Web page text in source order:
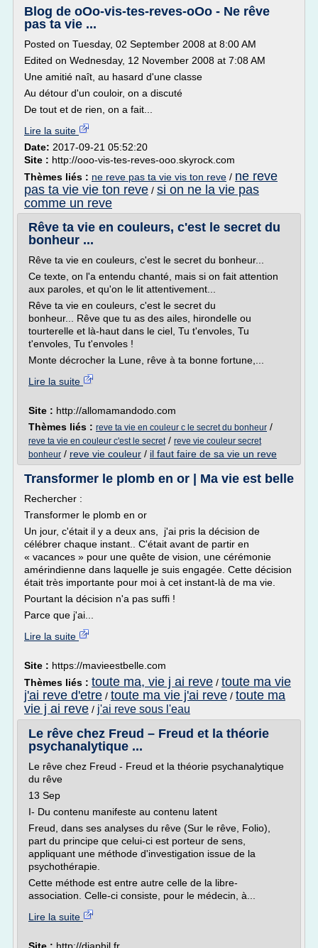
Blog de oOo-vis-tes-reves-oOo - Ne rêve
pas ta vie ...
Posted on Tuesday, 02 September 2008 at 8:00 AM
Edited on Wednesday, 12 November 2008 at 7:08 AM
Une amitié naît, au hasard d'une classe
Au détour d'un couloir, on a discuté
De tout et de rien, on a fait...
Lire la suite
Date: 2017-09-21 05:52:20
Site : http://ooo-vis-tes-reves-ooo.skyrock.com
Thèmes liés : ne reve pas ta vie vis ton reve / ne reve
pas ta vie vie ton reve / si on ne la vie pas
comme un reve
Rêve ta vie en couleurs, c'est le secret du
bonheur ...
Rêve ta vie en couleurs, c'est le secret du bonheur...
Ce texte, on l'a entendu chanté, mais si on fait attention
aux paroles, et qu'on le lit attentivement...
Rêve ta vie en couleurs, c'est le secret du
bonheur... Rêve que tu as des ailes, hirondelle ou
tourterelle et là-haut dans le ciel, Tu t'envoles, Tu
t'envoles, Tu t'envoles !
Monte décrocher la Lune, rêve à ta bonne fortune,...
Lire la suite
Site : http://allomamandodo.com
Thèmes liés : reve ta vie en couleur c le secret du bonheur /
reve ta vie en couleur c'est le secret/ reve vie couleur secret
bonheur / reve vie couleur / il faut faire de sa vie un reve
Transformer le plomb en or | Ma vie est belle
Rechercher :
Transformer le plomb en or
Un jour, c'était il y a deux ans, j'ai pris la décision de
célébrer chaque instant.. C'était avant de partir en
« vacances » pour une quête de vision, une cérémonie
amérindienne dans laquelle je suis engagée. Cette décision
était très importante pour moi à cet instant-là de ma vie.
Pourtant la décision n'a pas suffi !
Parce que j'ai...
Lire la suite
Site : https://mavieestbelle.com
Thèmes liés : toute ma, vie j ai reve / toute ma vie
j'ai reve d'etre / toute ma vie j'ai reve / toute ma
vie j ai reve / j'ai reve sous l'eau
Le rêve chez Freud – Freud et la théorie
psychanalytique ...
Le rêve chez Freud - Freud et la théorie psychanalytique
du rêve
13 Sep
I- Du contenu manifeste au contenu latent
Freud, dans ses analyses du rêve (Sur le rêve, Folio),
part du principe que celui-ci est porteur de sens,
appliquant une méthode d'investigation issue de la
psychothérapie.
Cette méthode est entre autre celle de la libre-
association. Celle-ci consiste, pour le médecin, à...
Lire la suite